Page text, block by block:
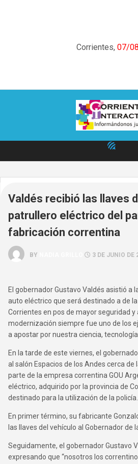
Corrientes, 07/
Valdés recibió las llaves
patrullero eléctrico del
fabricación correntina
BY 3 DE JUNIO DE
El gobernador Gustavo Valdés asistió a
auto eléctrico que será destinado a de
Corrientes en pos de mayor seguridad y
modernización siempre fue uno de los
a apostar por nuestra ciencia,
En la tarde de este viernes, el
al salón Espacios de los Andes cerca de
parte de la empresa correntina GOU
eléctrico, adquirido por la provincia de
destinado para la utilización de la policía.
En primer término, su fabricante
las llaves del vehículo al Gobernador de
Seguidamente, el gobernador Gustavo
expresando que “nosotros los